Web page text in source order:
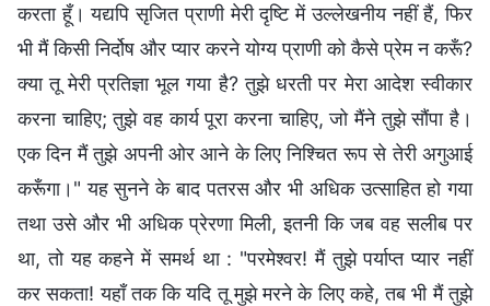
करता हूँ। यद्यपि सृजित प्राणी मेरी दृष्टि में उल्लेखनीय नहीं हैं, फिर
भी मैं किसी निर्दोष और प्यार करने योग्य प्राणी को कैसे प्रेम न करूँ?
क्या तू मेरी प्रतिज्ञा भूल गया है? तुझे धरती पर मेरा आदेश स्वीकार
करना चाहिए; तुझे वह कार्य पूरा करना चाहिए, जो मैंने तुझे सौंपा है।
एक दिन मैं तुझे अपनी ओर आने के लिए निश्चित रूप से तेरी अगुआई
करूँगा।" यह सुनने के बाद पतरस और भी अधिक उत्साहित हो गया
तथा उसे और भी अधिक प्रेरणा मिली, इतनी कि जब वह सलीब पर
था, तो यह कहने में समर्थ था : "परमेश्वर! मैं तुझे पर्याप्त प्यार नहीं
कर सकता! यहाँ तक कि यदि तू मुझे मरने के लिए कहे, तब भी मैं तुझे